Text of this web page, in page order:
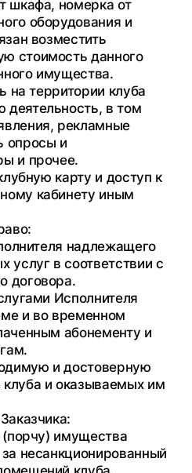
шкафа, номерка от
оборудования и
возместить
стоимость данного
имущества.
на территории клуба
деятельность, в том
рекламные
опросы и
и прочее.
карту и доступ к
кабинету иным
надлежащего
услуг в соответствии с
договора.
Исполнителя
и во временном
абонементу и
и достоверную
и оказываемых им
имущества
несанкционированный